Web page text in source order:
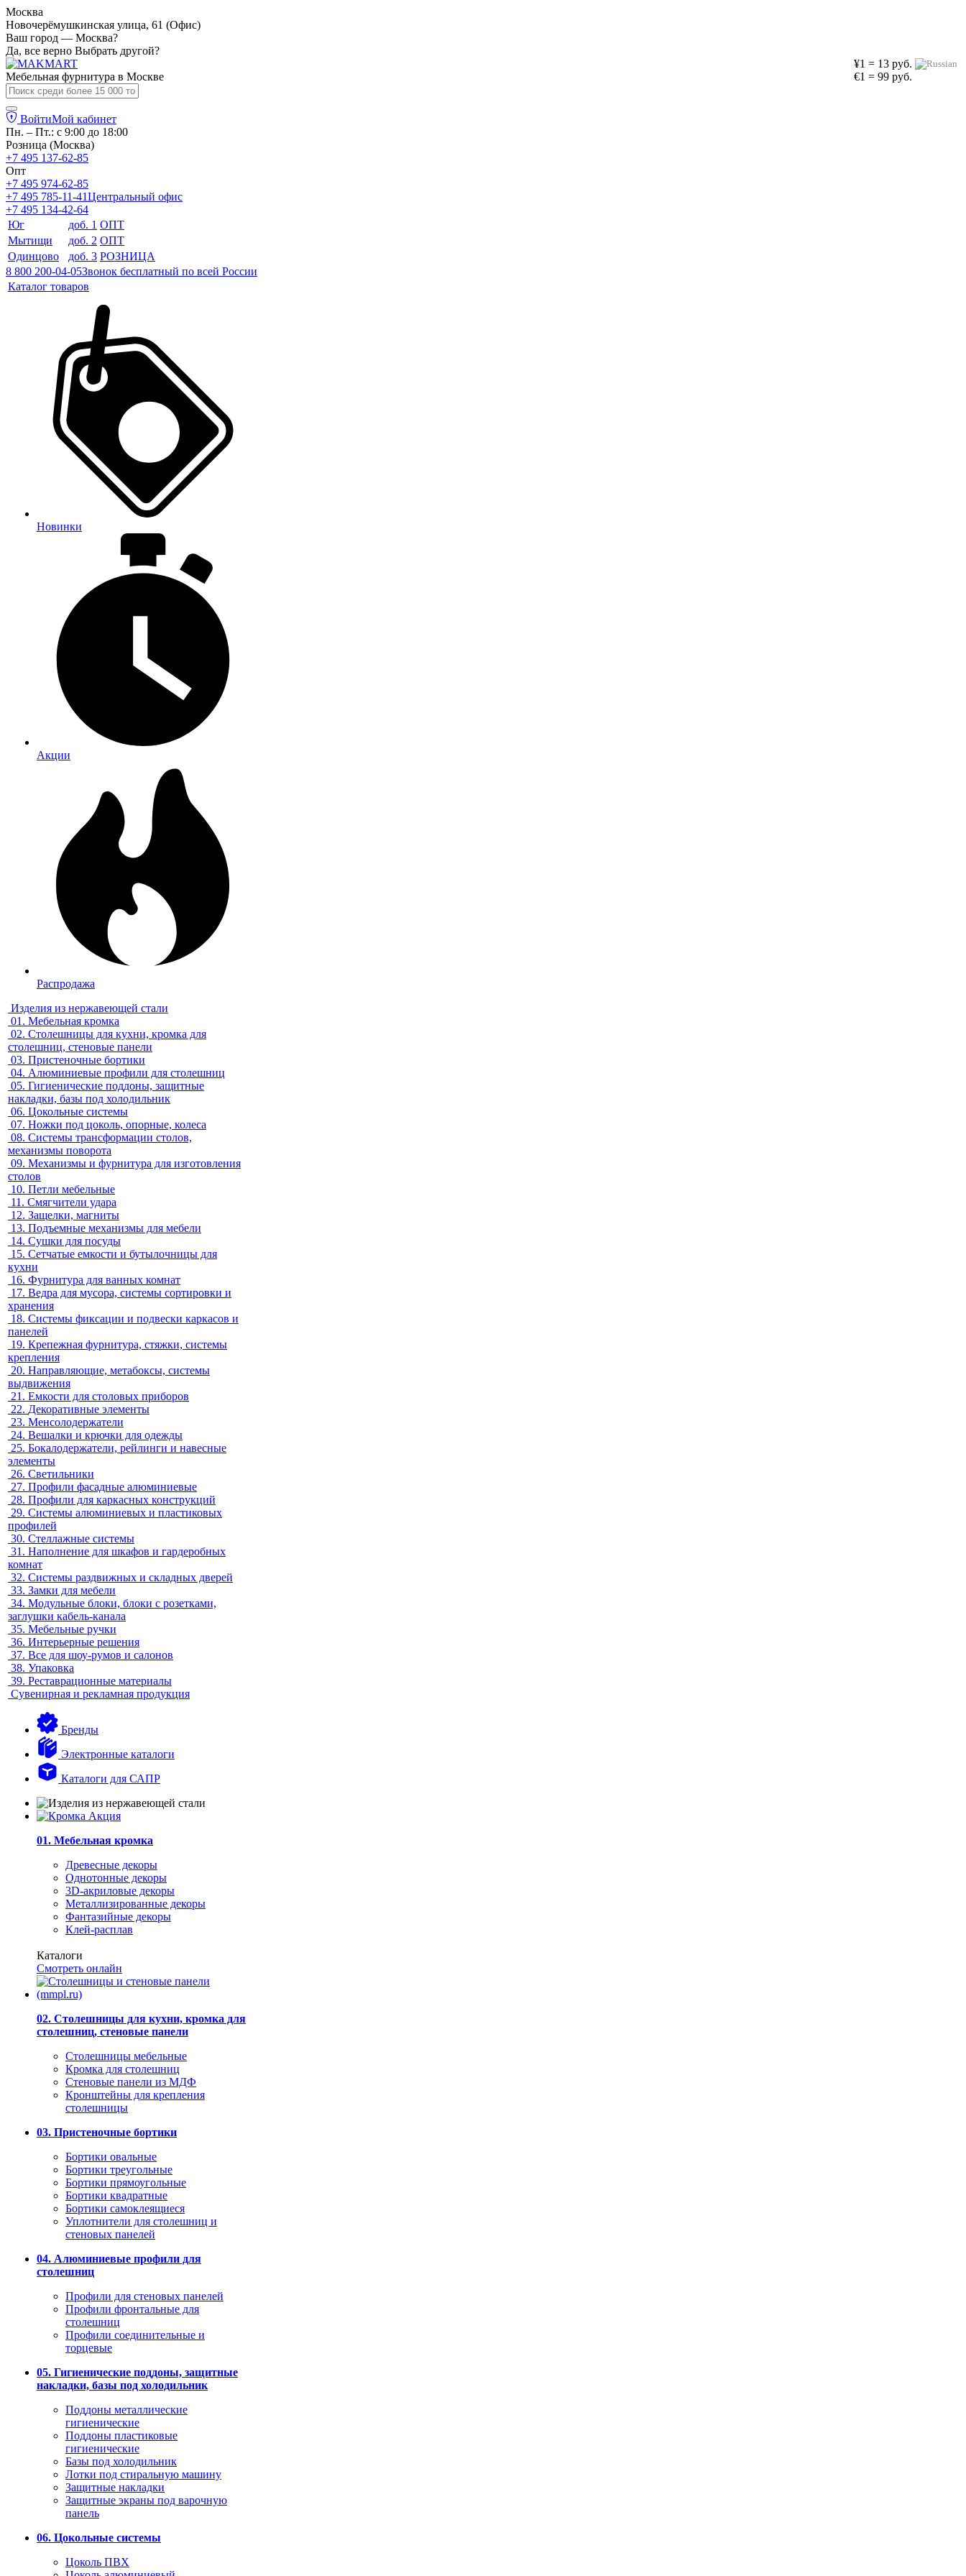
Москва
Новочерёмушкинская улица, 61 (Офис)
Ваш город — Москва?
Да, все верно Выбрать другой?
¥1 = 13 руб.
€1 = 99 руб.
Мебельная фурнитура в Москве
ВойтиМой кабинет
Пн. – Пт.: с 9:00 до 18:00
Розница (Москва)
+7 495 137-62-85
Опт
+7 495 974-62-85
+7 495 785-11-41Центральный офис
+7 495 134-42-64
Юг
доб. 1 ОПТ
Мытищи
доб. 2 ОПТ
Одинцово
доб. 3 РОЗНИЦА
8 800 200-04-05Звонок бесплатный по всей России
Каталог товаров
Новинки
Акции
Распродажа
Изделия из нержавеющей стали
01. Мебельная кромка
02. Столешницы для кухни, кромка для
столешниц, стеновые панели
03. Пристеночные бортики
04. Алюминиевые профили для столешниц
05. Гигиенические поддоны, защитные
накладки, базы под холодильник
06. Цокольные системы
07. Ножки под цоколь, опорные, колеса
08. Системы трансформации столов,
механизмы поворота
09. Механизмы и фурнитура для изготовления
столов
10. Петли мебельные
11. Смягчители удара
12. Защелки, магниты
13. Подъемные механизмы для мебели
14. Сушки для посуды
15. Сетчатые емкости и бутылочницы для
кухни
16. Фурнитура для ванных комнат
17. Ведра для мусора, системы сортировки и
хранения
18. Системы фиксации и подвески каркасов и
панелей
19. Крепежная фурнитура, стяжки, системы
крепления
20. Направляющие, метабоксы, системы
выдвижения
21. Емкости для столовых приборов
22. Декоративные элементы
23. Менсолодержатели
24. Вешалки и крючки для одежды
25. Бокалодержатели, рейлинги и навесные
элементы
26. Светильники
27. Профили фасадные алюминиевые
28. Профили для каркасных конструкций
29. Системы алюминиевых и пластиковых
профилей
30. Стеллажные системы
31. Наполнение для шкафов и гардеробных
комнат
32. Системы раздвижных и складных дверей
33. Замки для мебели
34. Модульные блоки, блоки с розетками,
заглушки кабель-канала
35. Мебельные ручки
36. Интерьерные решения
37. Все для шоу-румов и салонов
38. Упаковка
39. Реставрационные материалы
Сувенирная и рекламная продукция
Бренды
Электронные каталоги
Каталоги для САПР
01. Мебельная кромка
Древесные декоры
Однотонные декоры
3D-акриловые декоры
Металлизированные декоры
Фантазийные декоры
Клей-расплав
Каталоги
Смотреть онлайн
02. Столешницы для кухни, кромка для
столешниц, стеновые панели
Столешницы мебельные
Кромка для столешниц
Стеновые панели из МДФ
Кронштейны для крепления
столешницы
03. Пристеночные бортики
Бортики овальные
Бортики треугольные
Бортики прямоугольные
Бортики квадратные
Бортики самоклеящиеся
Уплотнители для столешниц и
стеновых панелей
04. Алюминиевые профили для
столешниц
Профили для стеновых панелей
Профили фронтальные для
столешниц
Профили соединительные и
торцевые
05. Гигиенические поддоны, защитные
накладки, базы под холодильник
Поддоны металлические
гигиенические
Поддоны пластиковые
гигиенические
Базы под холодильник
Лотки под стиральную машину
Защитные накладки
Защитные экраны под варочную
панель
06. Цокольные системы
Цоколь ПВХ